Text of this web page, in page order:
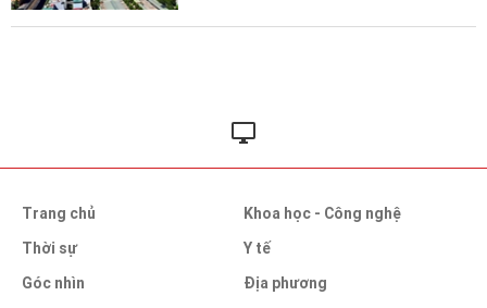
Trang chủ
Thời sự
Góc nhìn
Khoa học - Công nghệ
Y tế
Địa phương